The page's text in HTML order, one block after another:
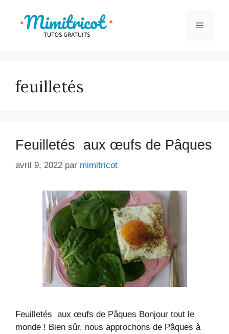
contenu
Menu
feuilletés
Feuilletés aux œufs de Pâques
avril 9, 2022 par mimitricot
Feuilletés aux œufs de Pâques Bonjour tout le
monde ! Bien sûr, nous approchons de Pâques à